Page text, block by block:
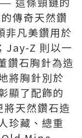
傳奇天然鑽
非凡美鑽用於
Z 則以一
石胸針為造
將胸針別於
顯了配飾的
天然鑽石造
珍藏、總重